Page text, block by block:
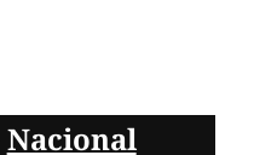
Nacional